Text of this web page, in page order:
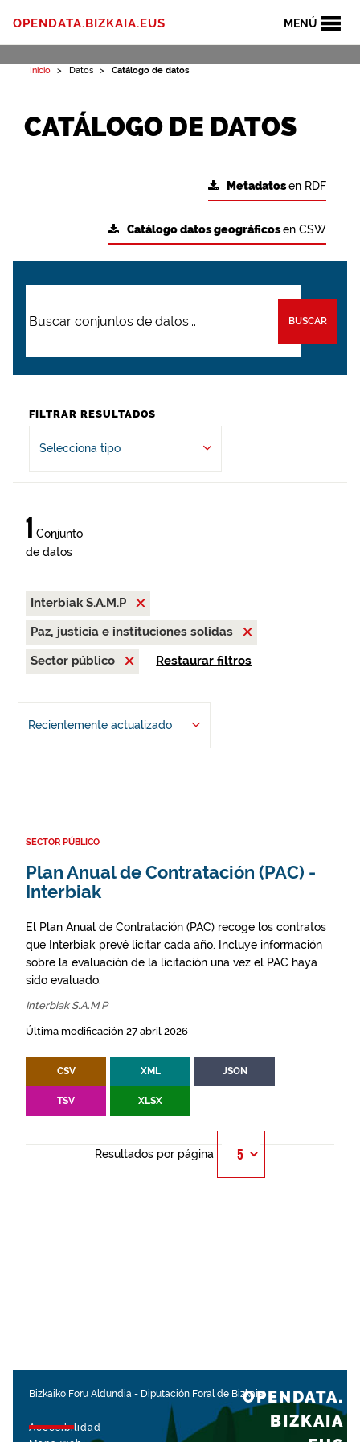
MENÚ
OPENDATA.BIZKAIA.EUS
Inicio Datos Catálogo de datos
CATÁLOGO DE DATOS
Metadatosen RDF
Catálogo datos geográficosen CSW
BUSCAR
FILTRAR RESULTADOS
Selecciona tipo
1 Conjunto
de datos
Interbiak S.A.M.P
Paz, justicia e instituciones solidas
Sector público
Restaurar filtros
Recientemente actualizado
SECTOR PÚBLICO
Plan Anual de Contratación (PAC) -
Interbiak
El Plan Anual de Contratación (PAC) recoge los contratos
que Interbiak prevé licitar cada año. Incluye información
sobre la evaluación de la licitación una vez el PAC haya
sido evaluado.
Interbiak S.A.M.P
Última modificación 27 abril 2026
CSV XML JSON
TSV XLSX
Resultados por página
Bizkaiko Foru Aldundia - Diputación Foral de Bizkaia
Accesibilidad
OPENDATA.
BIZKAIA